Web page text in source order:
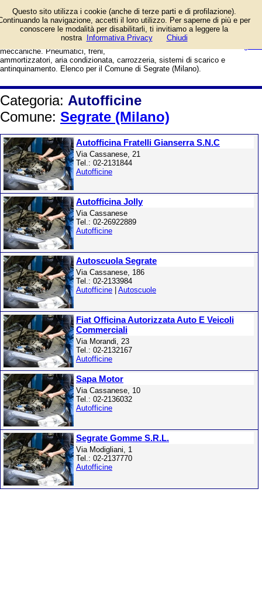
assistenza, con le migliori
attrezzature e meccanici
professionisti. Tagliando veicoli,
revisione, manutenzione, riparazioni
meccaniche. Pneumatici, freni,
ammortizzatori, aria condizionata, carrozzeria, sistemi di scarico e
antinquinamento. Elenco per il Comune di Segrate (Milano).
Categoria: Autofficine
Comune: Segrate (Milano)
Autofficina Fratelli Gianserra S.N.C
Via Cassanese, 21
Tel.: 02-2131844
Autofficine
Autofficina Jolly
Via Cassanese
Tel.: 02-26922889
Autofficine
Autoscuola Segrate
Via Cassanese, 186
Tel.: 02-2133984
Autofficine
Autoscuole
Fiat Officina Autorizzata Auto E Veicoli
Commerciali
Via Morandi, 23
Tel.: 02-2132167
Autofficine
Sapa Motor
Via Cassanese, 10
Tel.: 02-2136032
Autofficine
Segrate Gomme S.R.L.
Via Modigliani, 1
Tel.: 02-2137770
Autofficine
Questo sito utilizza i cookie (anche di terze parti e di profilazione).
la navigazione, accetti il loro utilizzo. Per saperne di più e per
conoscere le modalità per disabilitarli, ti invitiamo a leggere la
nostra
Informativa Privacy Chiudi